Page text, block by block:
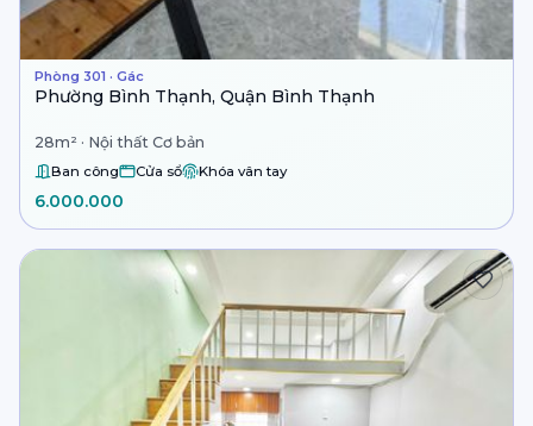
Phòng 301 · Gác
Phường Bình Thạnh, Quận Bình Thạnh
28m² · Nội thất Cơ bản
Ban công Cửa sổ Khóa vân tay
6.000.000